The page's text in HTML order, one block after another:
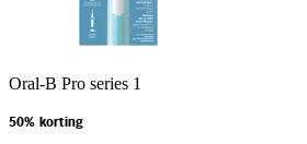
Oral-B Pro series 1
50% korting